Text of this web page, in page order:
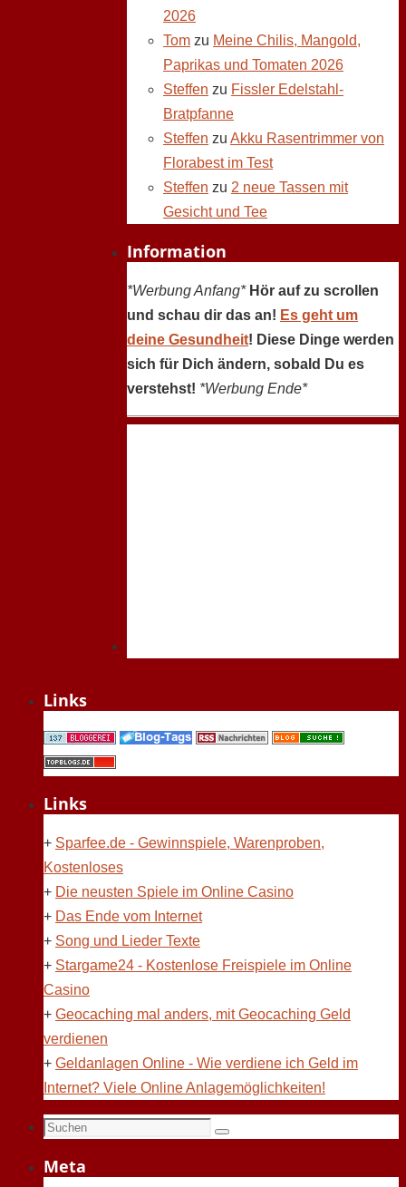
2026
Tom zu Meine Chilis, Mangold,
Paprikas und Tomaten 2026
Steffen zu Fissler Edelstahl-
Bratpfanne
Steffen zu Akku Rasentrimmer von
Florabest im Test
Steffen zu 2 neue Tassen mit
Gesicht und Tee
Information
*Werbung Anfang* Hör auf zu scrollen
und schau dir das an! Es geht um
deine Gesundheit! Diese Dinge werden
sich für Dich ändern, sobald Du es
verstehst! *Werbung Ende*
Links
Links
+ Sparfee.de - Gewinnspiele, Warenproben,
Kostenloses
+ Die neusten Spiele im Online Casino
+ Das Ende vom Internet
+ Song und Lieder Texte
+ Stargame24 - Kostenlose Freispiele im Online
Casino
+ Geocaching mal anders, mit Geocaching Geld
verdienen
+ Geldanlagen Online - Wie verdiene ich Geld im
Internet? Viele Online Anlagemöglichkeiten!
Suchen
Suchen
Meta